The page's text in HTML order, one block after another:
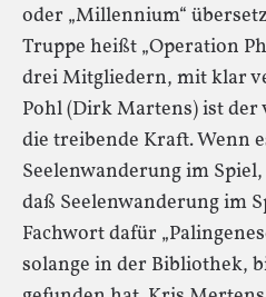
oder „Millennium“
Truppe heißt „Operation
drei Mitgliedern, mit klar
Pohl (Dirk Martens) ist
die treibende Kraft. Wenn
Seelenwanderung im
daß Seelenwanderung im
Fachwort dafür
solange in der Bibliothek,